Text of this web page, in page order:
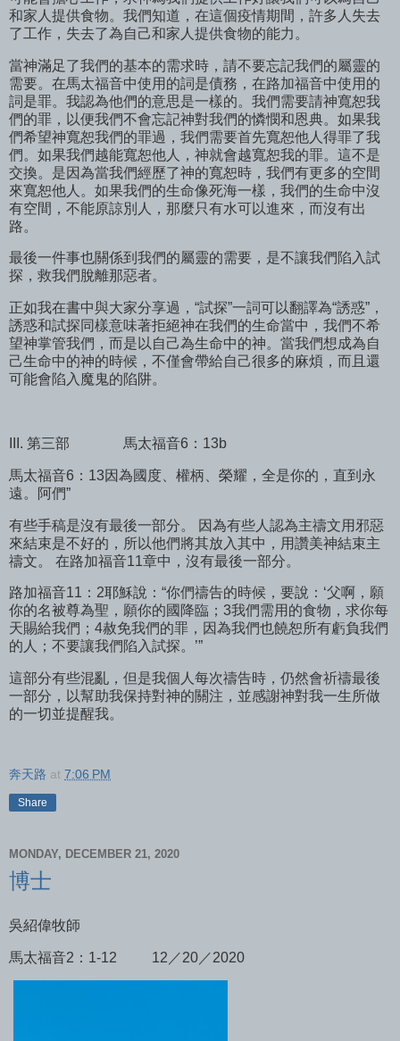
和家人提供食物。我們知道，在這個疫情期間，許多人失去
了工作，失去了為自己和家人提供食物的能力。
當神滿足了我們的基本的需求時，請不要忘記我們的屬靈的
需要。在馬太福音中使用的詞是債務，在路加福音中使用的
詞是罪。我認為他們的意思是一樣的。我們需要請神寬恕我
們的罪，以便我們不會忘記神對我們的憐憫和恩典。如果我
們希望神寬恕我們的罪過，我們需要首先寬恕他人得罪了我
們。如果我們越能寬恕他人，神就會越寬恕我的罪。這不是
交換。是因為當我們經歷了神的寬恕時，我們有更多的空間
來寬恕他人。如果我們的生命像死海一樣，我們的生命中沒
有空間，不能原諒別人，那麼只有水可以進來，而沒有出
路。
最後一件事也關係到我們的屬靈的需要，是不讓我們陷入試
探，救我們脫離那惡者。
正如我在書中與大家分享過，“試探”一詞可以翻譯為“誘惑”，
誘惑和試探同樣意味著拒絕神在我們的生命當中，我們不希
望神掌管我們，而是以自己為生命中的神。當我們想成為自
己生命中的神的時候，不僅會帶給自己很多的麻煩，而且還
可能會陷入魔鬼的陷阱。
III. 第三部 馬太福音6：13b
馬太福音6：13因為國度、權柄、榮耀，全是你的，直到永
遠。阿們”
有些手稿是沒有最後一部分。 因為有些人認為主禱文用邪惡
來結束是不好的，所以他們將其放入其中，用讚美神結束主
禱文。 在路加福音11章中，沒有最後一部分。
路加福音11：2耶穌說：“你們禱告的時候，要說：‘父啊，願
你的名被尊為聖，願你的國降臨；3我們需用的食物，求你每
天賜給我們；4赦免我們的罪，因為我們也饒恕所有虧負我們
的人；不要讓我們陷入試探。’”
這部分有些混亂，但是我個人每次禱告時，仍然會祈禱最後
一部分，以幫助我保持對神的關注，並感謝神對我一生所做
的一切並提醒我。
奔天路 at 7:06 PM
Share
MONDAY, DECEMBER 21, 2020
博士
吳紹偉牧師
馬太福音2：1-12 12／20／2020